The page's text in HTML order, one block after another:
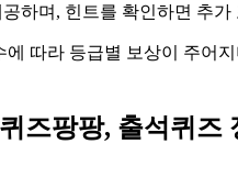
하며, 힌트를 확인하면 추
따라 등급별 보상이 주어
즈팡팡, 출석퀴즈